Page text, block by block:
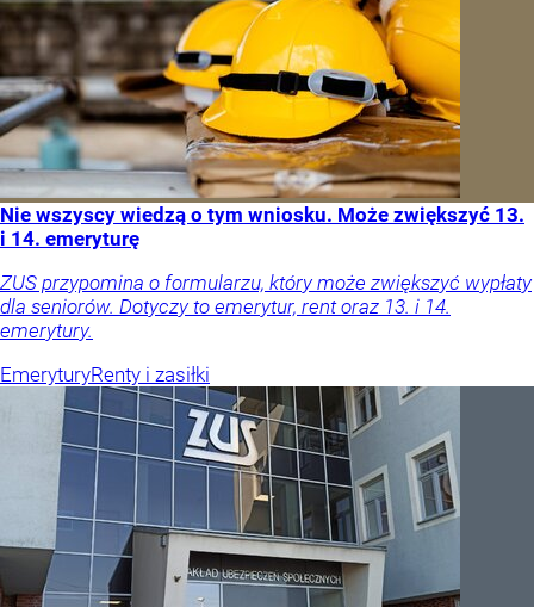
Nie wszyscy wiedzą o tym wniosku. Może zwiększyć 13.
i 14. emeryturę
ZUS przypomina o formularzu, który może zwiększyć wypłaty
dla seniorów. Dotyczy to emerytur, rent oraz 13. i 14.
emerytury.
EmeryturyRenty i zasiłki